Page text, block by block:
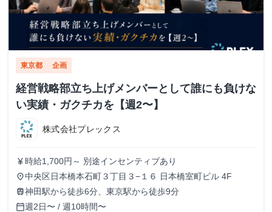
東京都 企画
経営戦略部立ち上げメンバーとして誰にも負けな
い実績・ガクチカを【週2〜】
株式会社プレックス
currency_yen 時給1,700円～ 別途インセンティブあり
place中央区日本橋本石町３丁目３−１６ 日本橋室町ビル 4F
train神田駅から徒歩6分、東京駅から徒歩9分
calendar_today週2日〜 / 週10時間〜